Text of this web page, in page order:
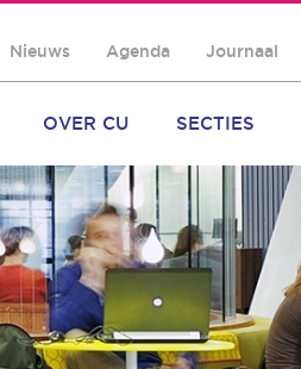
Nieuws Agenda Journaal
OVER CU SECTIES